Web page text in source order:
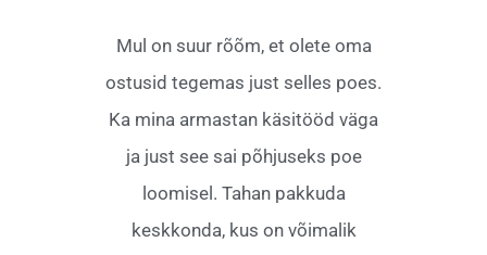
Mul on suur rõõm, et olete oma
ostusid tegemas just selles poes.
Ka mina armastan käsitööd väga
ja just see sai põhjuseks poe
loomisel. Tahan pakkuda
keskkonda, kus on võimalik